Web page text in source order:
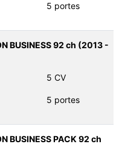
5 portes
BUSINESS 92 ch (2013 -
5 CV
5 portes
BUSINESS PACK 92 ch